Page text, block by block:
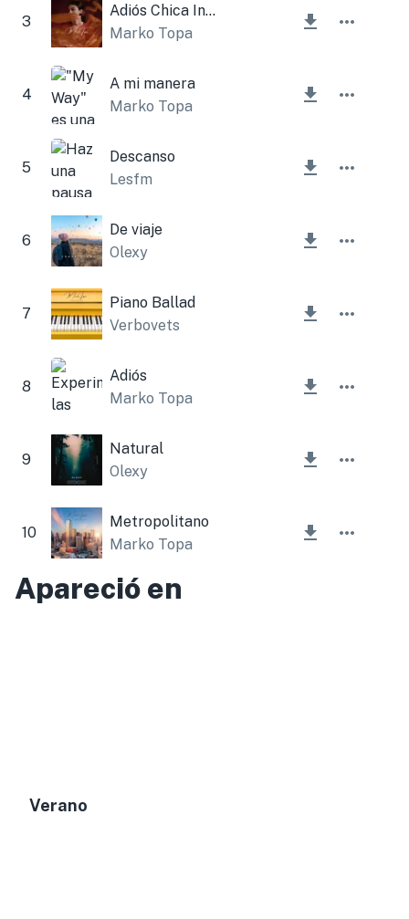
3
Adiós Chica Instrumental
Marko Topa
4
A mi manera
Marko Topa
5
Descanso
Lesfm
6
De viaje
Olexy
7
Piano Ballad
Verbovets
8
Adiós
Marko Topa
9
Natural
Olexy
10
Metropolitano
Marko Topa
Apareció en
Verano